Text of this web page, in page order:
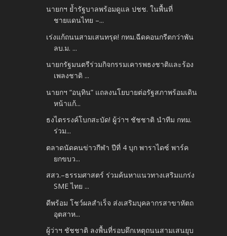
นายกฯ ย้ำรัฐบาลพร้อมดูแล ปชช. ในพื้นที่
ชายแดนไทย –...
เร่งแก้ถนนสามเสนทรุด! กทม.ฉีดคอนกรีตกว่าพัน
ลบ.ม. ...
นายกรัฐมนตรีร่วมกิจกรรมเคารพธงชาติและร้อง
เพลงชาติ ...
นายกฯ “อนุทิน” แถลงนโยบายต่อรัฐสภาพร้อมเดิน
หน้าแก้...
ธงไตรรงค์โบกสะบัด! ผู้ว่าฯ ชัชชาติ นำทีม กทม.
ร่วม...
ตลาดนัดคนข่าวกีฬา ปีที่ 4 บุก พาราไดซ์ พาร์ค
ยกขบว...
สสว.–ธรรมศาสตร์ ร่วมค้นหาแนวทางเสริมแกร่ง
SME ไทย ...
ดีพร้อม โชว์ผลสำเร็จ ส่งเสริมบุคลากรสาขาหัตถ
อุตสาห...
ผู้ว่าฯ ชัชชาติ ลงพื้นที่รอบดึกเหตุถนนสามเสนยุบ